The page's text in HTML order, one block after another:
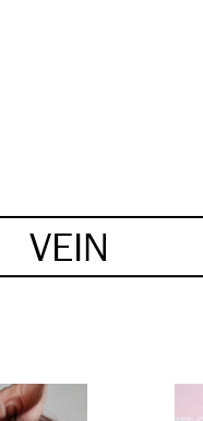
VEIN